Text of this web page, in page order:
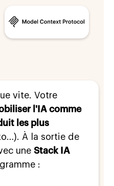
vite. Votre
l'IA comme
les plus
À la sortie de
une Stack IA
: